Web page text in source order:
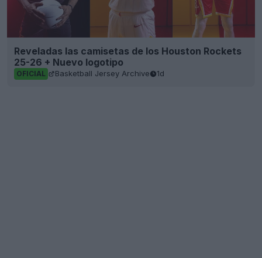
Reveladas las camisetas de los Houston Rockets
25-26 + Nuevo logotipo
OFICIAL Basketball Jersey Archive 1d